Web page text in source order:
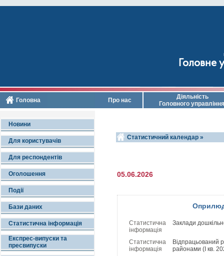
Головне
Головна Про нас
Діяльність
Головного управління
Новини
Для користувачів
Для респондентів
Оголошення
Події
Бази даних
Статистична інформація
Експрес-випуски та
пресвипуски
Статистичний календар »
05.06.2026
Статистична
інформація
Заклади
Статистична
інформація
Відпрацьований
районами (І кв.